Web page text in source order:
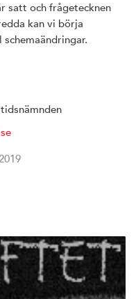
satt och frågetecknen
kan vi börja